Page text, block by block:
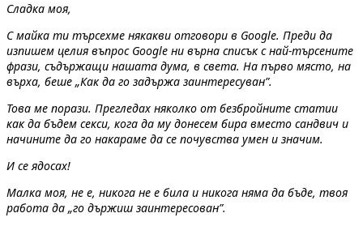
Сладка моя,
С майка ти търсехме някакви отговори в Google. Преди да
изпишем целия въпрос Google ни върна списък с най-търсените
фрази, съдържащи нашата дума, в света. На първо място, на
върха, беше „Как да го задържа заинтересуван”.
Това ме порази. Прегледах няколко от безбройните статии
как да бъдем секси, кога да му донесем бира вместо сандвич и
начините да го накараме да се почувства умен и значим.
И се ядосах!
Малка моя, не е, никога не е била и никога няма да бъде, твоя
работа да „го държиш заинтересован”.